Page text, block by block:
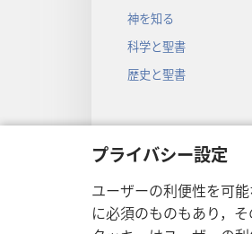
プライバシー設定
ユーザーの利便性を可
に必須のものもあり，
神を知る
科学と聖書
歴史と聖書